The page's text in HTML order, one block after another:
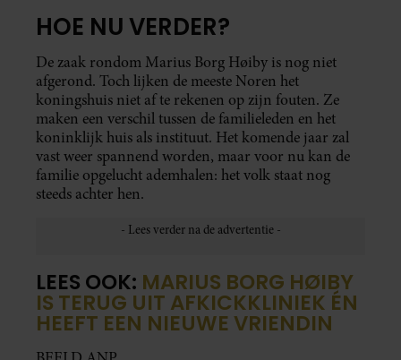
HOE NU VERDER?
De zaak rondom Marius Borg Høiby is nog niet
afgerond. Toch lijken de meeste Noren het
koningshuis niet af te rekenen op zijn fouten. Ze
maken een verschil tussen de familieleden en het
koninklijk huis als instituut. Het komende jaar zal
vast weer spannend worden, maar voor nu kan de
familie opgelucht ademhalen: het volk staat nog
steeds achter hen.
LEES OOK: MARIUS BORG HØIBY
IS TERUG UIT AFKICKKLINIEK ÉN
HEEFT EEN NIEUWE VRIENDIN